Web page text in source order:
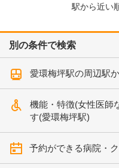
駅から近い
別の条件で検索
愛環梅坪駅の周辺駅
機能・特徴(女性医師
す(愛環梅坪駅)
予約ができる病院・